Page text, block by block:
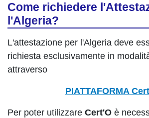
Come richiedere
l'Algeria?
L'attestazione per l'Algeria deve
richiesta esclusivamente in
attraverso
PIATTAFORMA
Per poter utilizzare Cert'O è